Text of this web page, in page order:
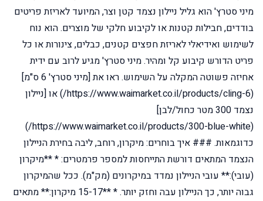
מיני סטרץ' הוא גליל ניילון נצמד קטן וצר, המיועד לאריזת פריטים
בודדים, חבילות קטנות או לקיבוע חלקי של מוצרים. הוא נוח
לשימוש ואידיאלי לאריזת חפצים קטנים, כבלים, צינורות או כל
פריט הדורש קיבוע קל ומהיר. מיני סטרץ' מגיע לרוב עם ידית
אחיזה פשוטה המקלה על השימוש. ראו את [מיני סטרץ' 6 ס"מ]
(https://www.waimarket.co.il/products/cling-6/) או [ניילון
נצמד 300 מטר כחול/לבן]
(https://www.waimarket.co.il/products/300-blue-white/)
כדוגמאות. ### איך בוחרים: מיקרון, רוחב, ליבה בחירת הניילון
הנצמד המתאים דורשת התייחסות למספר פרמטרים: * **מיקרון
(עובי):** עובי הניילון נמדד במיקרונים (מק"מ). ככל שהמיקרון
גבוה יותר, כך הניילון עבה וחזק יותר. * **15-17 מיקרון:** מתאים